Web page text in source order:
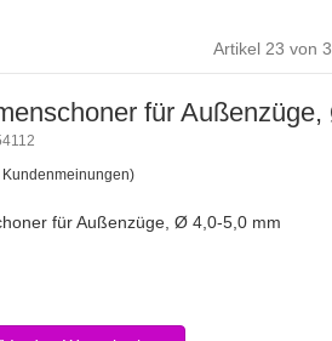
Artikel 23 von
für
Kundenmeinungen)
für Außenzüge, Ø 4,0-5,0 mm